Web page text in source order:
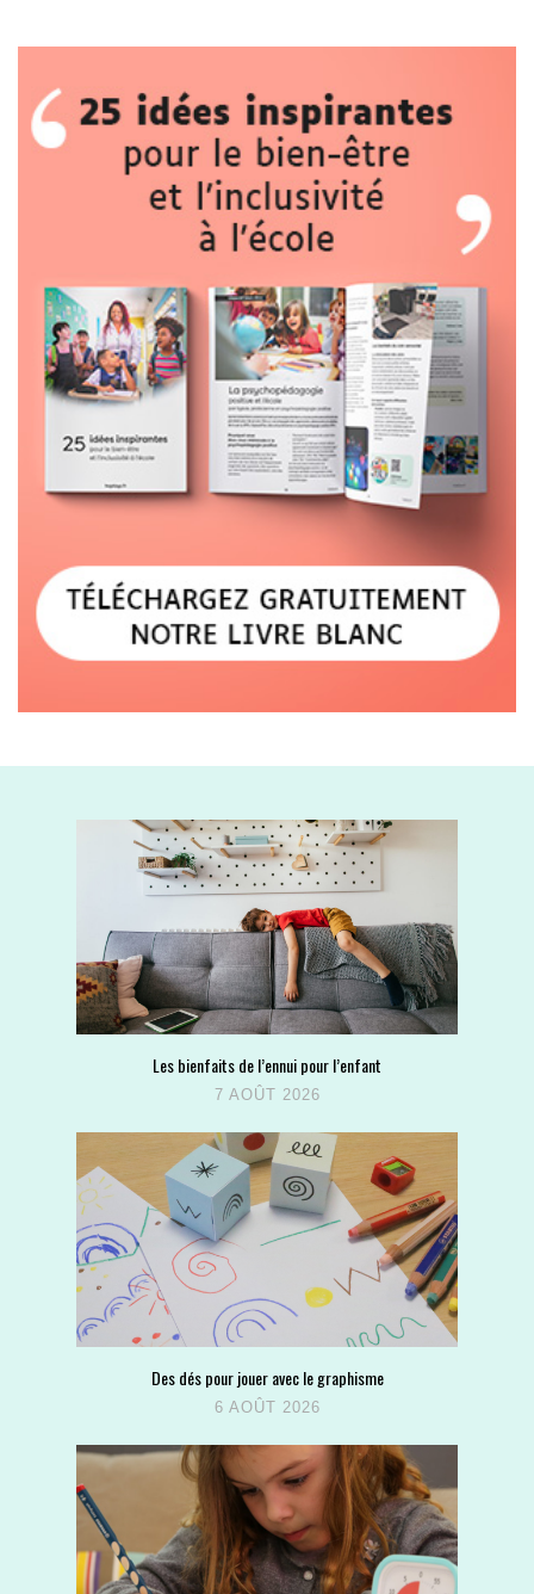
Les bienfaits de l’ennui pour l’enfant
7 AOÛT 2026
Des dés pour jouer avec le graphisme
6 AOÛT 2026